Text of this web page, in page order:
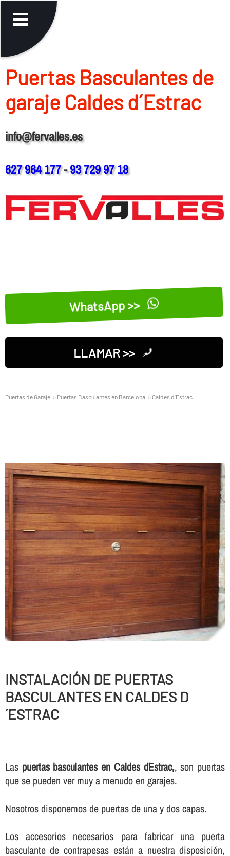
Puertas Basculantes de
garaje Caldes d´Estrac
info@fervalles.es
627 964 177-93 729 97 18
WhatsApp >>
LLAMAR >>
Puertas de Garaje Puertas Basculantes en Barcelona Caldes d´Estrac
INSTALACIÓN DE PUERTAS
BASCULANTES EN CALDES D
´ESTRAC
Las puertas basculantes en Caldes d´Estrac,, son puertas
que se pueden ver muy a menudo en garajes.
Nosotros disponemos de puertas de una y dos capas.
Los accesorios necesarios para fabricar una puerta
basculante de contrapesas están a nuestra disposición,